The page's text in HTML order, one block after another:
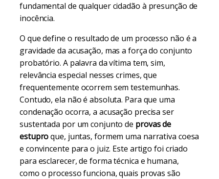
fundamental de qualquer cidadão à presunção de
inocência.
O que define o resultado de um processo não é a
gravidade da acusação, mas a força do conjunto
probatório. A palavra da vítima tem, sim,
relevância especial nesses crimes, que
frequentemente ocorrem sem testemunhas.
Contudo, ela não é absoluta. Para que uma
condenação ocorra, a acusação precisa ser
sustentada por um conjunto de provas de
estuproque, juntas, formem uma narrativa coesa
e convincente para o juiz. Este artigo foi criado
para esclarecer, de forma técnica e humana,
como o processo funciona, quais provas são